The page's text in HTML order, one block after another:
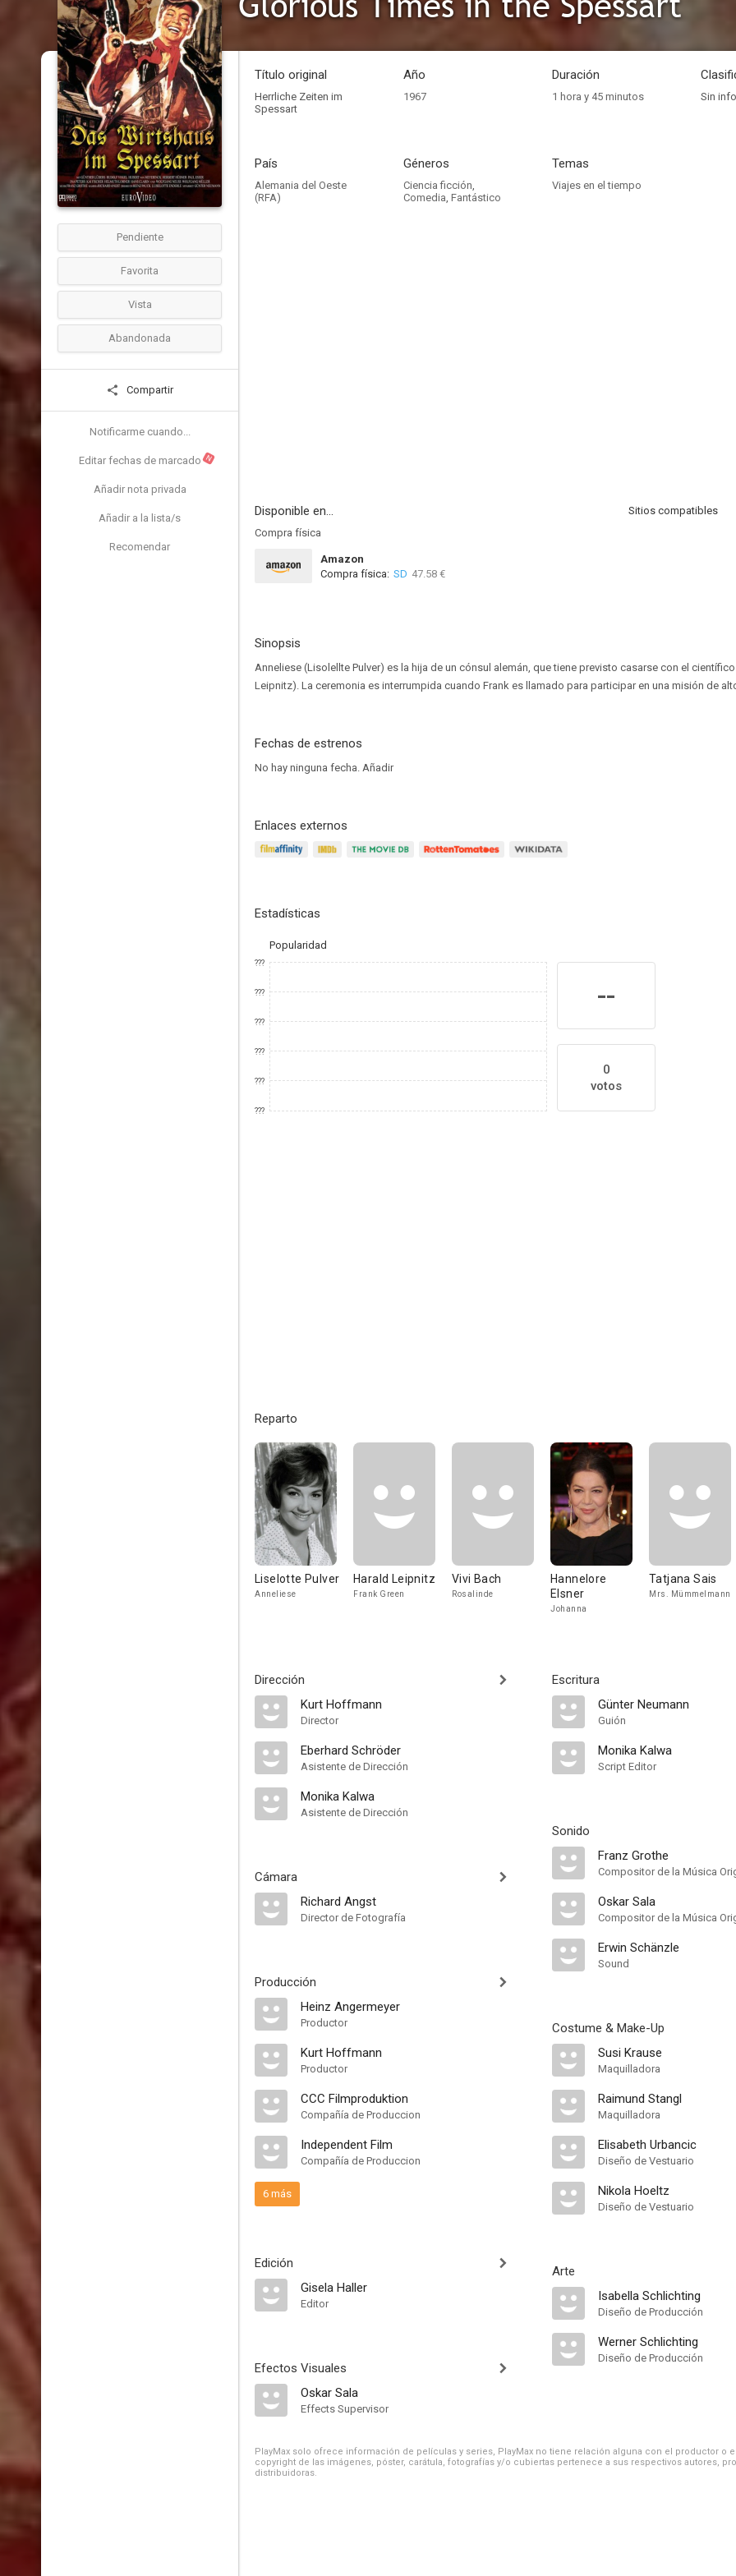
Pendiente
Favorita
Vista
Abandonada
Compartir
Notificarme cuando...
Editar fechas de marcado N
Añadir nota privada
Añadir a la lista/s
Recomendar
Título original
Herrliche Zeiten im
Spessart
Año
1967
Duración
1 hora y 45 minutos Sin
País
Alemania del Oeste
(RFA)
Géneros
Ciencia ficción,
Comedia, Fantástico
Temas
Viajes en el tiempo
Disponible en...
Sitios compatibles
Compra física
Amazon
Compra física: SD 47.58 €
Sinopsis
Anneliese (Lisolellte Pulver) es la hija de un cónsul alemán, que tiene previsto casarse con el
Leipnitz). La ceremonia es interrumpida cuando Frank es llamado para participar en una misión de
Fechas de estrenos
No hay ninguna fecha. Añadir
Enlaces externos
Estadísticas
Popularidad
???
???
???
???
???
???
--
0
votos
Reparto
Liselotte Pulver
Anneliese
Harald Leipnitz
Frank Green
Vivi Bach
Rosalinde
Hannelore
Elsner
Johanna
Tatjana Sais
Mrs. Mümmelmann
Dirección
Kurt Hoffmann
Director
Eberhard Schröder
Asistente de Dirección
Monika Kalwa
Asistente de Dirección
Cámara
Richard Angst
Director de Fotografía
Producción
Heinz Angermeyer
Productor
Kurt Hoffmann
Productor
CCC Filmproduktion
Compañía de Produccion
Independent Film
Compañía de Produccion
6 más
Edición
Gisela Haller
Editor
Efectos Visuales
Oskar Sala
Effects Supervisor
Escritura
Günter Neumann
Guión
Monika Kalwa
Script Editor
Sonido
Franz Grothe
Compositor de la Música
Oskar Sala
Compositor de la Música
Erwin Schänzle
Sound
Costume & Make-Up
Susi Krause
Maquilladora
Raimund Stangl
Maquilladora
Elisabeth Urbancic
Diseño de Vestuario
Nikola Hoeltz
Diseño de Vestuario
Arte
Isabella Schlichting
Diseño de Producción
Werner Schlichting
Diseño de Producción
PlayMax solo ofrece información de películas y series, PlayMax no tiene relación alguna con el productor o
copyright de las imágenes, póster, carátula, fotografías y/o cubiertas pertenece a sus respectivos autores,
distribuidoras.